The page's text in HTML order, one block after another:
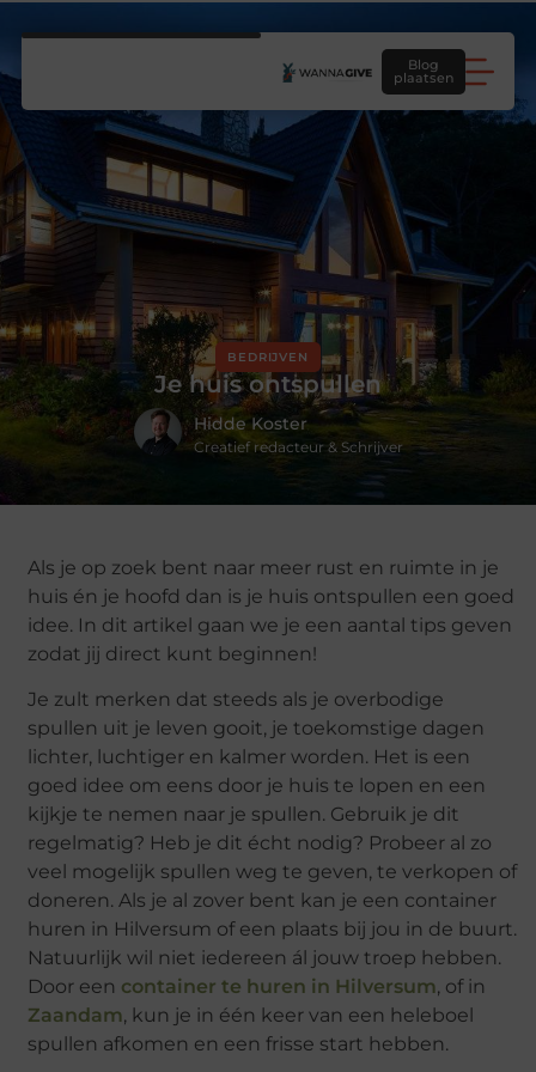
Blog
plaatsen
BEDRIJVEN
Je huis ontspullen
Hidde Koster
Creatief redacteur & Schrijver
Als je op zoek bent naar meer rust en ruimte in je
huis én je hoofd dan is je huis ontspullen een goed
idee. In dit artikel gaan we je een aantal tips geven
zodat jij direct kunt beginnen!
Je zult merken dat steeds als je overbodige
spullen uit je leven gooit, je toekomstige dagen
lichter, luchtiger en kalmer worden. Het is een
goed idee om eens door je huis te lopen en een
kijkje te nemen naar je spullen. Gebruik je dit
regelmatig? Heb je dit écht nodig? Probeer al zo
veel mogelijk spullen weg te geven, te verkopen of
doneren. Als je al zover bent kan je een container
huren in Hilversum of een plaats bij jou in de buurt.
Natuurlijk wil niet iedereen ál jouw troep hebben.
Door een container te huren in Hilversum, of in
Zaandam, kun je in één keer van een heleboel
spullen afkomen en een frisse start hebben.